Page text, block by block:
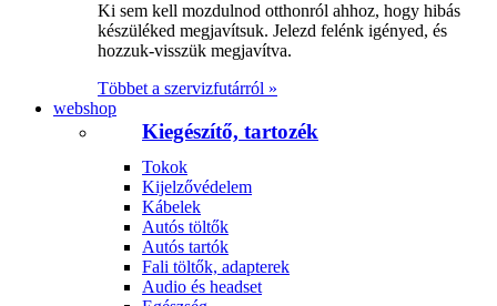
Ki sem kell mozdulnod otthonról ahhoz, hogy hibás
készüléked megjavítsuk. Jelezd felénk igényed, és
hozzuk-visszük megjavítva.
Többet a szervizfutárról »
webshop
Kiegészítő, tartozék
Tokok
Kijelzővédelem
Kábelek
Autós töltők
Autós tartók
Fali töltők, adapterek
Audio és headset